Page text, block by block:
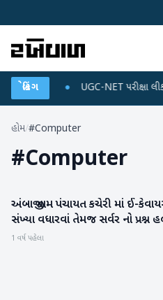
બ્રેકિંગ
પ્લાન UGC-NET પરીક્ષા
હોમ/#Computer
#Computer
બનાસકાંઠા
અંબાજી ગ્રામ પંચાયત કચેરી માં ઈ-
સંખ્યા વધારવાં તેમજ સર્વર નો પ્રશ્ન
1 વર્ષ પહેલા